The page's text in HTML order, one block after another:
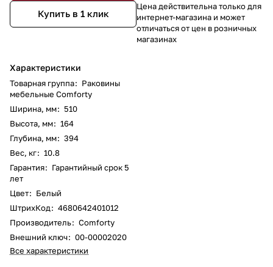
Купить в 1 клик
Характеристики
Товарная группа: Раковины
мебельные Comforty
Ширина, мм: 510
Высота, мм: 164
Глубина, мм: 394
Вес, кг: 10.8
Гарантия: Гарантийный срок 5
лет
Цвет: Белый
ШтрихКод: 4680642401012
Производитель: Comforty
Внешний ключ: 00-00002020
Все характеристики
Цена действительна только для
интернет-магазина и может
отличаться от цен в розничных
магазинах